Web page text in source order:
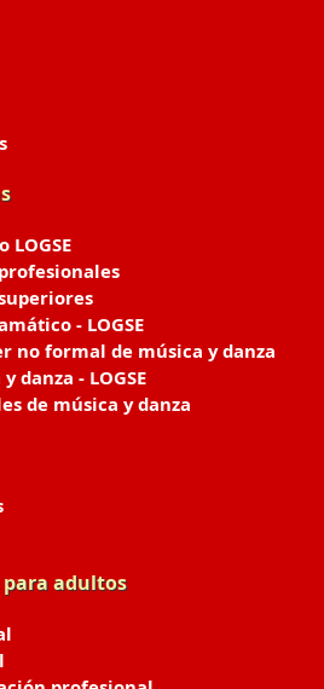
LOGSE
- LOGSE
no formal de música y danza
danza - LOGSE
de música y danza
para adultos